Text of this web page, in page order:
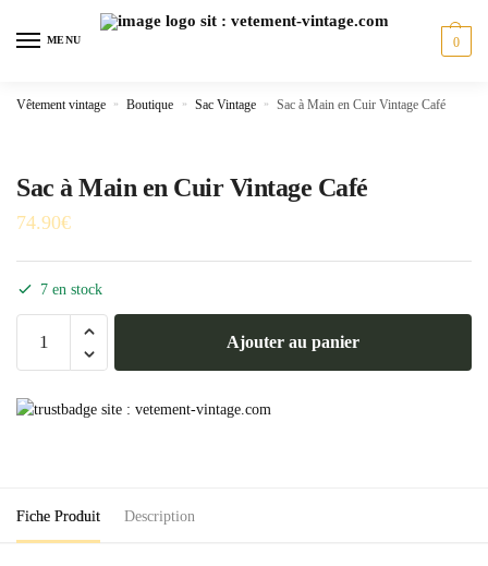
MENU 0
Vêtement vintage » Boutique » Sac Vintage » Sac à Main en Cuir Vintage Café
Sac à Main en Cuir Vintage Café
74.90€
7 en stock
à
Vintage
Ajouter au panier
Fiche Produit Description